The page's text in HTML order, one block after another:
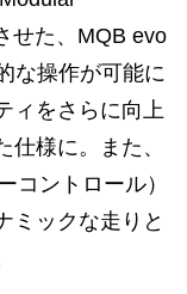
せた、MQB evo
な操作が可能に
ィをさらに向上
様に。また、
コントロール）
ミックな走りと